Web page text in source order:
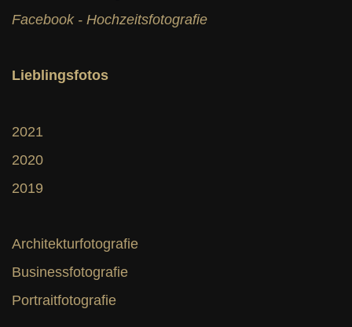
Facebook - Hochzeitsfotografie
Lieblingsfotos
2021
2020
2019
Architekturfotografie
Businessfotografie
Portraitfotografie